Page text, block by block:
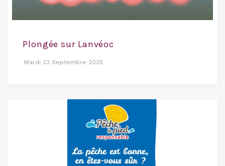
Plongée sur Lanvéoc
Mardi 23 Septembre 2025